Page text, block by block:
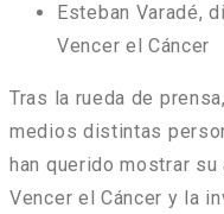
Esteban Varadé,
Vencer el Cáncer
Tras la rueda de
medios distintas
han querido mostrar
Vencer el Cáncer y la